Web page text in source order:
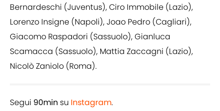
Bernardeschi (Juventus), Ciro Immobile (Lazio),
Lorenzo Insigne (Napoli), Joao Pedro (Cagliari),
Giacomo Raspadori (Sassuolo), Gianluca
Scamacca (Sassuolo), Mattia Zaccagni (Lazio),
Nicolò Zaniolo (Roma).
Segui 90min su Instagram.